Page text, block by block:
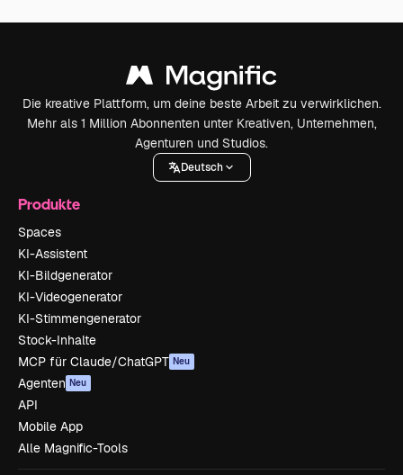
Die kreative Plattform, um deine beste Arbeit zu verwirklichen.
Mehr als 1 Million Abonnenten unter Kreativen, Unternehmen,
Agenturen und Studios.
Deutsch
Produkte
Spaces
KI-Assistent
KI-Bildgenerator
KI-Videogenerator
KI-Stimmengenerator
Stock-Inhalte
MCP für Claude/ChatGPT Neu
Agenten Neu
API
Mobile App
Alle Magnific-Tools